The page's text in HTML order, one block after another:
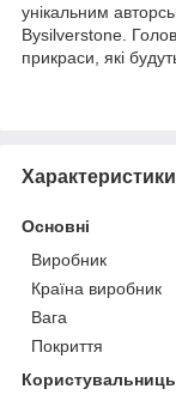
унікальним
Bysilverstone.
прикраси, які
Характеристики
Основні
Виробник
Країна виробник
Вага
Покриття